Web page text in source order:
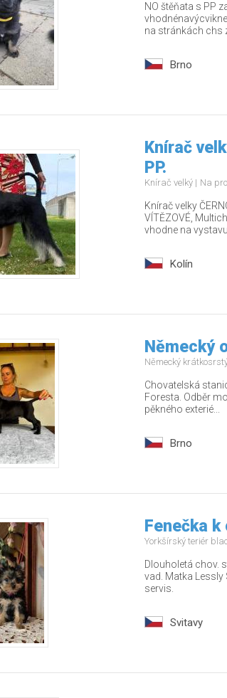
NO štěňata s PP
na stránkách chs z
Brno
Knírač
PP.
Knírač velký Na
Knírač velky
VÍTĚZOVÉ,
vhodne na vystavu,
Kolín
Německý
Německý
Chovatelská
Foresta. Odběr
pěkného exterié...
Brno
Fenečka k
Yorkšírský teriér
Dlouholetá chov.
vad. Matka Lessly
servis.
Svitavy